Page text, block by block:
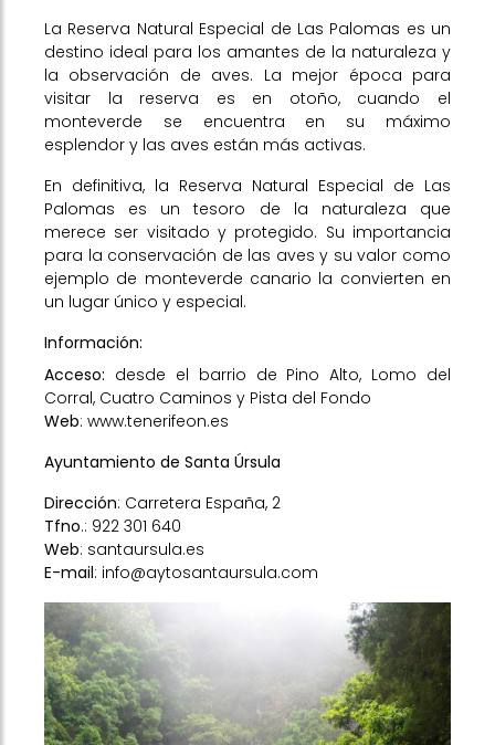
La Reserva Natural Especial de Las Palomas es un
destino ideal para los amantes de la naturaleza y
la observación de aves. La mejor época para
visitar la reserva es en otoño, cuando el
monteverde se encuentra en su máximo
esplendor y las aves están más activas.
En definitiva, la Reserva Natural Especial de Las
Palomas es un tesoro de la naturaleza que
merece ser visitado y protegido. Su importancia
para la conservación de las aves y su valor como
ejemplo de monteverde canario la convierten en
un lugar único y especial.
Información:
Acceso: desde el barrio de Pino Alto, Lomo del
Corral, Cuatro Caminos y Pista del Fondo
Web: www.tenerifeon.es
Ayuntamiento de Santa Úrsula
Dirección: Carretera España, 2
Tfno.: 922 301 640
Web: santaursula.es
E-mail: info@aytosantaursula.com